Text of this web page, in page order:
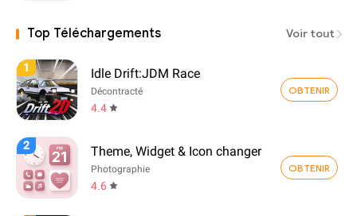
Top Téléchargements Voir tout
1 Idle Drift:JDM Race
Décontracté
4.4
OBTENIR
2 Theme, Widget & Icon changer
Photographie
4.6
OBTENIR